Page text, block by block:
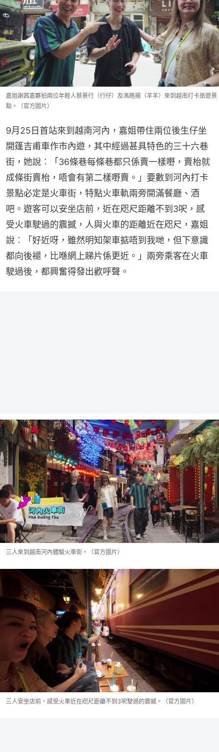
嘉姐謝茜嘉夥拍兩位年輕人蔡景行（行仔）及馮皓揚（羊羊）來到越南打卡旅遊景
點。（官方圖片）
9月25日首站來到越南河內，嘉姐帶住兩位後生仔坐
開篷吉甫車作市內遊，其中經過甚具特色的三十六巷
街，她說︰「36條巷每條巷都只係賣一樣嘢，賣枱就
成條街賣枱，唔會有第二樣嘢賣。」要數到河內打卡
景點必定是火車街，特點火車軌兩旁開滿餐廳、酒
吧。遊客可以安坐店前，近在咫尺距離不到3呎，感
受火車駛過的震撼，人與火車的距離近在咫尺，嘉姐
說︰「好近呀，雖然明知架車掂唔到我哋，但下意識
都向後褪，比喺網上睇片係更近。」兩旁乘客在火車
駛過後，都興奮得發出歡呼聲。
三人來到越南河內體驗火車街。（官方圖片）
三人安坐店前，感受火車近在咫尺距離不到3呎駛過的震撼。（官方圖片）